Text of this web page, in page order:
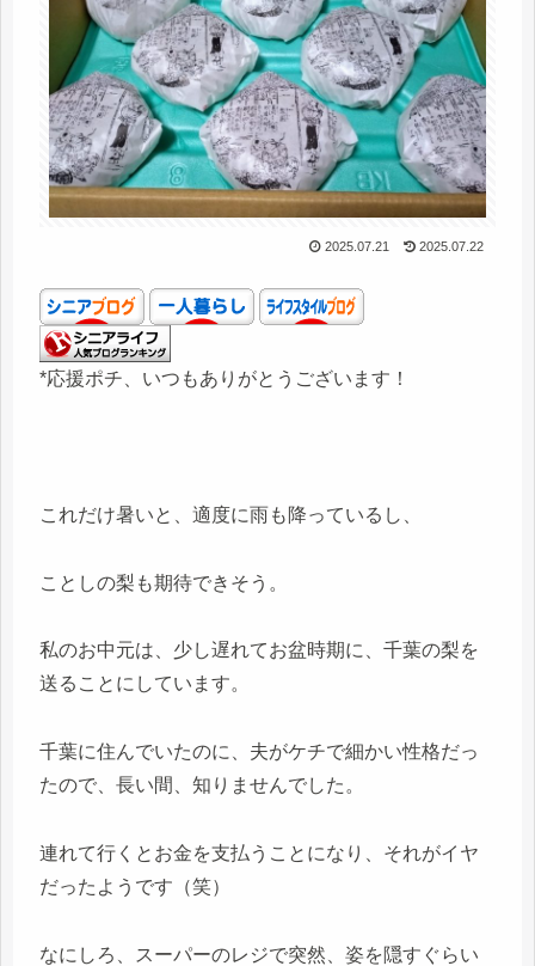
2025.07.21 2025.07.22
*応援ポチ、いつもありがとうございます！
これだけ暑いと、適度に雨も降っているし、
ことしの梨も期待できそう。
私のお中元は、少し遅れてお盆時期に、千葉の梨を
送ることにしています。
千葉に住んでいたのに、夫がケチで細かい性格だっ
たので、長い間、知りませんでした。
連れて行くとお金を支払うことになり、それがイヤ
だったようです（笑）
なにしろ、スーパーのレジで突然、姿を隠すぐらい